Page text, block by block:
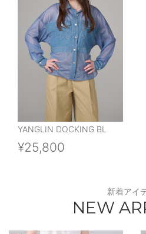
YANGLIN DOCKING BL
¥25,800
新着アイ
NEW